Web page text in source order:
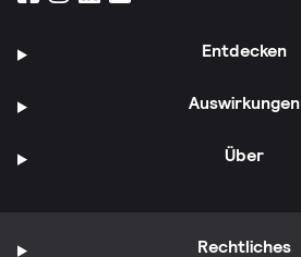
Entdecken
Auswirkungen
Über
Rechtliches